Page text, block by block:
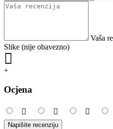
Vaša
Slike (nije obavezno)
+
Ocjena
Napišite recenziju